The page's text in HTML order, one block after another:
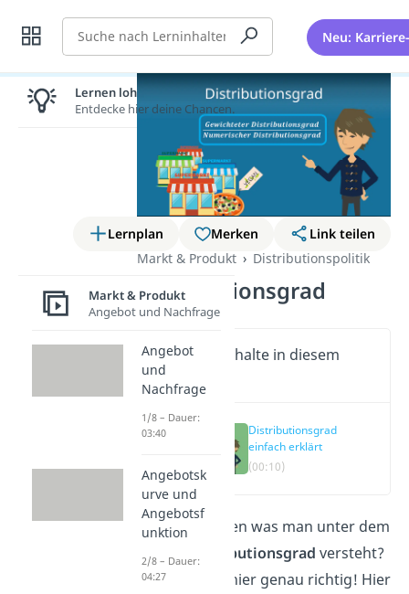
Suche Neu:
Lernplan Merken
Link teilen
Markt & Produkt
Distributionspolitik
Distributionsgrad
Wichtige Inhalte in diesem
Video
Distributionsgrad
einfach erklärt
(00:10)
Du willst wissen was man unter dem
Begriff
Distributionsgrad versteht?
Dann bist du hier genau richtig! Hier
Lernen lohnt sich!
Entdecke hier deine Chancen.
Markt & Produkt
Angebot und Nachfrage
Angebot
und
Nachfrage
1/8 – Dauer:
03:40
Angebotsk
urve und
Angebotsf
unktion
2/8 – Dauer:
04:27